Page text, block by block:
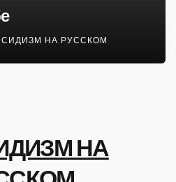
НА РУССКОМ
НА